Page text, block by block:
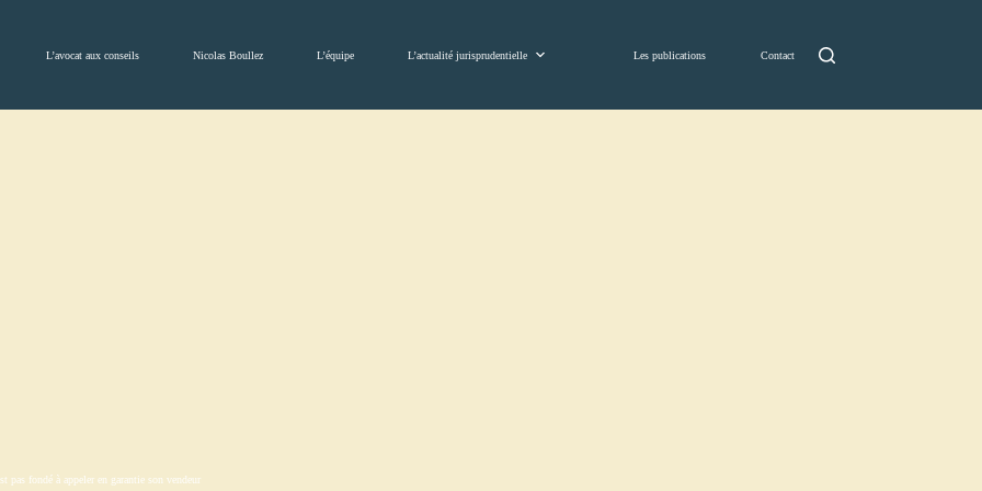
L’avocat aux conseils Nicolas Boullez L’équipe L’actualité jurisprudentielle Les publications Contact
pas fondé à appeler en garantie son vendeur